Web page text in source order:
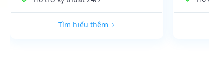
Tìm hiểu thêm